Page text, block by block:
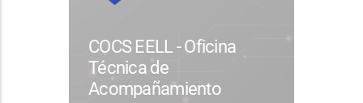
COCS EELL - Oficina
Técnica de
Acompañamiento